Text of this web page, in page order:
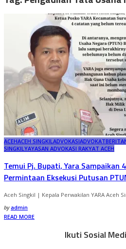
ACEHACEH SINGKIL ADVOKASIADVOKATBERITA
SINGKIL YAYASAN ADVOKASI RAKYAT ACEH
Temui Pj. Bupati, Yara Sampaikan
Permintaan Eksekusi Putusan
Aceh Singkil | Kepala Perwakilan YARA Aceh
Posted
by
byadmin
READ MORE
Ikuti Sosial